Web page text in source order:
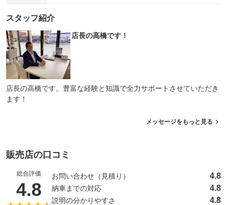
スタッフ紹介
店長の高橋です！
店長の高橋です。豊富な経験と知識で全力サポートさせていただき
ます！
メッセージをもっと見る
販売店の口コミ
総合評価
4.8 （5点満点中）
お問い合わせ（見積り） 4.8
納車までの対応 4.8
説明の分かりやすさ 4.8